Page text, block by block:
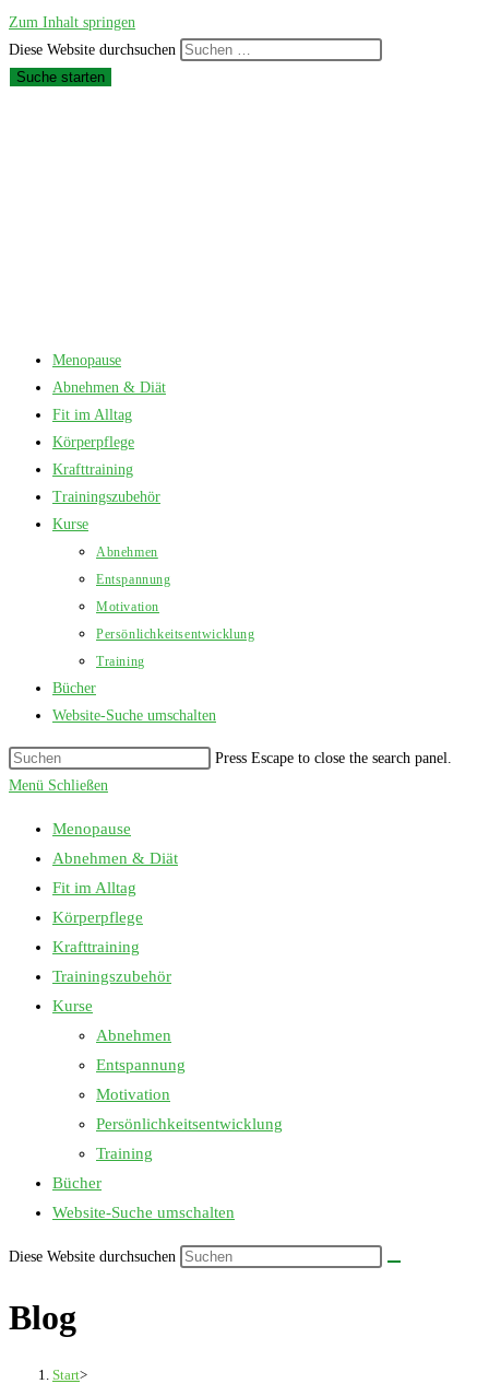
Zum Inhalt springen
Diese Website durchsuchen
Suche starten
Menopause
Abnehmen & Diät
Fit im Alltag
Körperpflege
Krafttraining
Trainingszubehör
Kurse
Abnehmen
Entspannung
Motivation
Persönlichkeitsentwicklung
Training
Bücher
Website-Suche umschalten
Press Escape to close the search panel.
Menü Schließen
Menopause
Abnehmen & Diät
Fit im Alltag
Körperpflege
Krafttraining
Trainingszubehör
Kurse
Abnehmen
Entspannung
Motivation
Persönlichkeitsentwicklung
Training
Bücher
Website-Suche umschalten
Diese Website durchsuchen
Blog
Start>